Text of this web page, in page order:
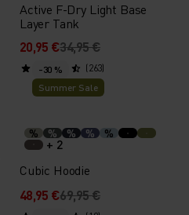
Active F-Dry Light Base
Layer Tank
20,95 €34,95 €
(263)
-30 %
Summer Sale
% % % % %
+ 2
Cubic Hoodie
48,95 €69,95 €